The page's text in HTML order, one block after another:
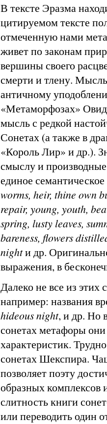
В тексте Эразма
цитируемом тексте
отмеченную нами
живет по законам
вершины своего
смерти и тлену.
античному
«Метаморфозах»
мысль с редкой
Сонетах (а также в
«Король Лир» и др.).
смыслу и
единое
worms, heir, thine own
repair, young, youth,
spring, lusty leaves,
bareness, flowers
nightи др.
выражения, в
Далеко не все из этих
например: названия
hideous night, и др. Но
сонетах метафоры
характеристик.
сонетах Шекспира.
позволяет поэту
образных комплексов
слитность книги
или переводить один